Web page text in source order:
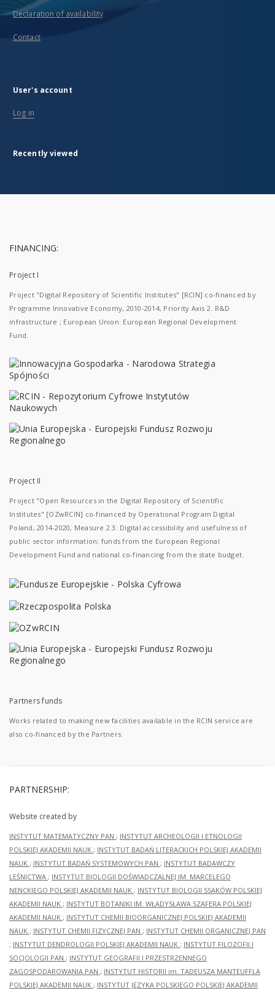
Declaration of availability
Contact
User's account
Log in
Recently viewed
FINANCING:
Project I
Project "Digital Repository of Scientific Institutes" [RCIN] co-financed by
Programme Innovative Economy, 2010-2014, Priority Axis 2. R&D
infrastructure ; European Union. European Regional Development
Fund.
Project II
Project "Open Resources in the Digital Repository of Scientific
Institutes" [OZwRCIN] co-financed by Operational Program Digital
Poland, 2014-2020, Measure 2.3: Digital accessibility and usefulness of
public sector information; funds from the European Regional
Development Fund and national co-financing from the state budget.
Partners funds
Works related to making new facilities available in the RCIN service are
also co-financed by the Partners.
PARTNERSHIP:
Website created by
INSTYTUT MATEMATYCZNY PAN ; INSTYTUT ARCHEOLOGII I ETNOLOGII
POLSKIEJ AKADEMII NAUK ; INSTYTUT BADAŃ LITERACKICH POLSKIEJ AKADEMII
NAUK ; INSTYTUT BADAŃ SYSTEMOWYCH PAN ; INSTYTUT BADAWCZY
LEŚNICTWA ; INSTYTUT BIOLOGII DOŚWIADCZALNEJ IM. MARCELEGO
NENCKIEGO POLSKIEJ AKADEMII NAUK ; INSTYTUT BIOLOGII SSAKÓW POLSKIEJ
AKADEMII NAUK ; INSTYTUT BOTANIKI IM. WŁADYSŁAWA SZAFERA POLSKIEJ
AKADEMII NAUK ; INSTYTUT CHEMII BIOORGANICZNEJ POLSKIEJ AKADEMII
NAUK ; INSTYTUT CHEMII FIZYCZNEJ PAN ; INSTYTUT CHEMII ORGANICZNEJ PAN
; INSTYTUT DENDROLOGII POLSKIEJ AKADEMII NAUK ; INSTYTUT FILOZOFII I
SOCJOLOGII PAN ; INSTYTUT GEOGRAFII I PRZESTRZENNEGO
ZAGOSPODAROWANIA PAN ; INSTYTUT HISTORII im. TADEUSZA MANTEUFFLA
POLSKIEJ AKADEMII NAUK ; INSTYTUT JĘZYKA POLSKIEGO POLSKIEJ AKADEMII